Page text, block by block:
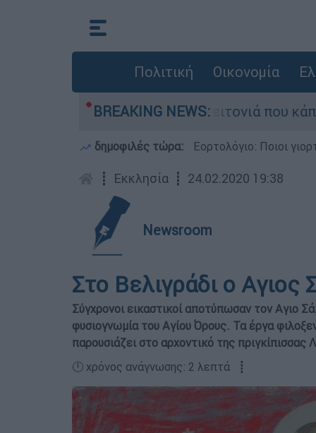
Πολιτική Οικονομία
BREAKING NEWS:
μεγάλη φωτιά τη γειτονιά που κάποτε
δημοφιλές τώρα: Εορτολόγιο: Ποιοι
┋ Εκκλησία ┋ 24.02.2020 19:38
Newsroom
Στο Βελιγράδι ο Aγιος
Σύγχρονοι εικαστικοί αποτύπωσαν τον Aγιο
φυσιογνωμία του Αγίου Όρους. Τα έργα
παρουσιάζει στο αρχοντικό της πριγκίπισσας
🕛 χρόνος ανάγνωσης: 2 λεπτά ┋